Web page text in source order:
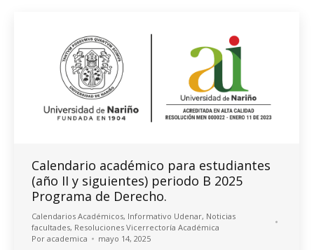
Calendario académico para estudiantes
(año II y siguientes) periodo B 2025
Programa de Derecho.
Calendarios Académicos, Informativo Udenar, Noticias
facultades, Resoluciones Vicerrectoría Académica
Por academica mayo 14, 2025